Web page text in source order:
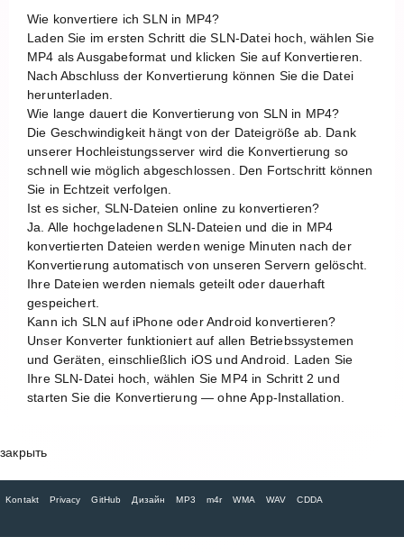
Wie konvertiere ich SLN in MP4?
Laden Sie im ersten Schritt die SLN-Datei hoch, wählen Sie
MP4 als Ausgabeformat und klicken Sie auf Konvertieren.
Nach Abschluss der Konvertierung können Sie die Datei
herunterladen.
Wie lange dauert die Konvertierung von SLN in MP4?
Die Geschwindigkeit hängt von der Dateigröße ab. Dank
unserer Hochleistungsserver wird die Konvertierung so
schnell wie möglich abgeschlossen. Den Fortschritt können
Sie in Echtzeit verfolgen.
Ist es sicher, SLN-Dateien online zu konvertieren?
Ja. Alle hochgeladenen SLN-Dateien und die in MP4
konvertierten Dateien werden wenige Minuten nach der
Konvertierung automatisch von unseren Servern gelöscht.
Ihre Dateien werden niemals geteilt oder dauerhaft
gespeichert.
Kann ich SLN auf iPhone oder Android konvertieren?
Unser Konverter funktioniert auf allen Betriebssystemen
und Geräten, einschließlich iOS und Android. Laden Sie
Ihre SLN-Datei hoch, wählen Sie MP4 in Schritt 2 und
starten Sie die Konvertierung — ohne App-Installation.
закрыть
Kontakt Privacy GitHub Дизайн MP3 m4r WMA WAV CDDA